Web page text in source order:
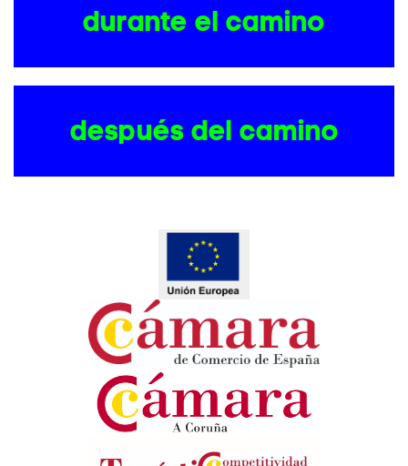
durante el camino
después del camino